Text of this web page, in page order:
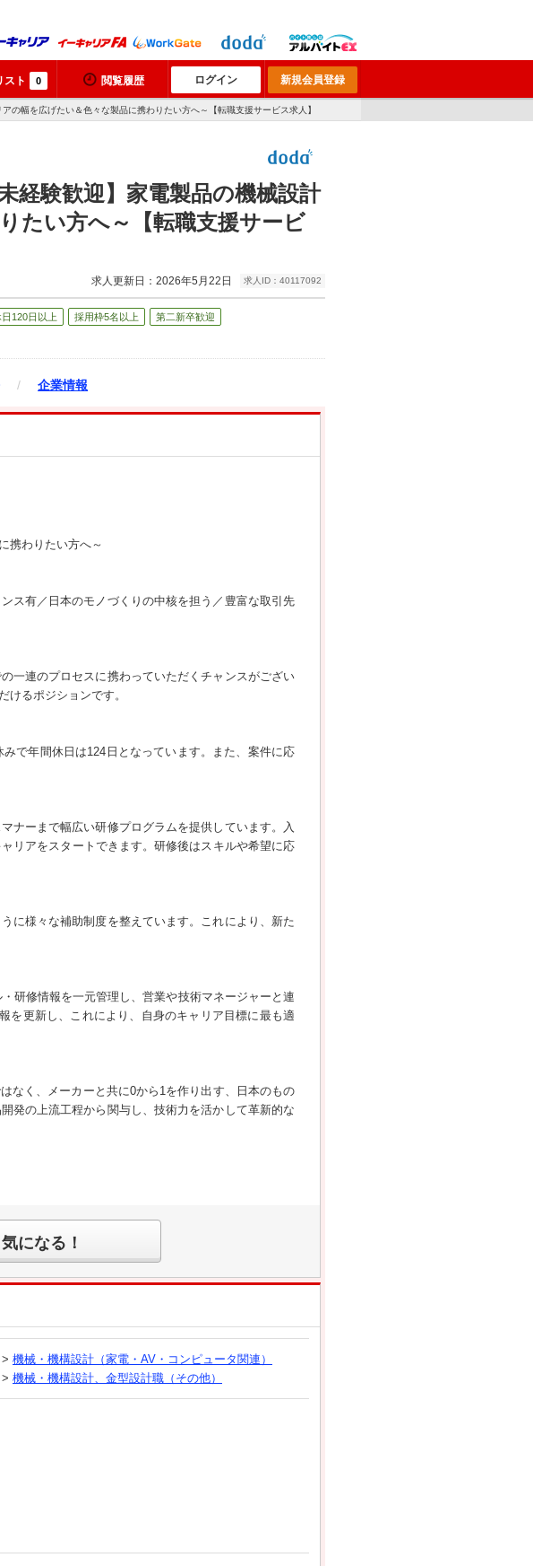
スト 0 閲覧履歴 ログイン 新規会員登録
の幅を広げたい＆色々な製品に携わりたい方へ～【転職支援サービス求人】
経験歓迎】家電製品の機械設計
たい方へ～【転職支援サービ
求人更新日：2026年5月22日 求人ID：40117092
120日以上 採用枠5名以上 第二新卒歓迎
/ 企業情報
携わりたい方へ～
ス有／日本のモノづくりの中核を担う／豊富な取引先
一連のプロセスに携わっていただくチャンスがござい
けるポジションです。
で年間休日は124日となっています。また、案件に応
ナーまで幅広い研修プログラムを提供しています。入
リアをスタートできます。研修後はスキルや希望に応
に様々な補助制度を整えています。これにより、新た
研修情報を一元管理し、営業や技術マネージャーと連
を更新し、これにより、自身のキャリア目標に最も適
なく、メーカーと共に0から1を作り出す、日本のもの
発の上流工程から関与し、技術力を活かして革新的な
気になる！
> 機械・機構設計（家電・AV・コンピュータ関連）
> 機械・機構設計、金型設計職（その他）